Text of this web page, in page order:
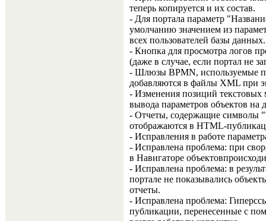
теперь копируется и их состав.
- Для портала параметр
умолчанию значением из
всех пользователей базы данных.
- Кнопка для просмотра логов
(даже в случае, если портал не
- Шлюзы BPMN, используемые
добавляются в файлы XML при
- Изменения позиций текстовых
вывода параметров объектов на
- Отчеты, содержащие символы
отображаются в HTML-
- Исправления в работе
- Исправлена проблема: при
в Навигаторе
- Исправлена проблема: в
портале не показывались
отчеты.
- Исправлена проблема:
публикации, перенесенные с